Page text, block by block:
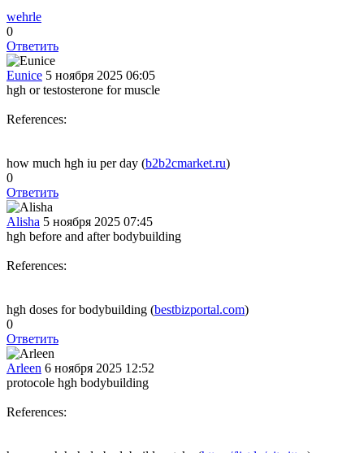
wehrle
0
Ответить
Eunice 5 ноября 2025 06:05
hgh or testosterone for muscle
References:
how much hgh iu per day (b2b2cmarket.ru)
0
Ответить
Alisha 5 ноября 2025 07:45
hgh before and after bodybuilding
References:
hgh doses for bodybuilding (bestbizportal.com)
0
Ответить
Arleen 6 ноября 2025 12:52
protocole hgh bodybuilding
References: